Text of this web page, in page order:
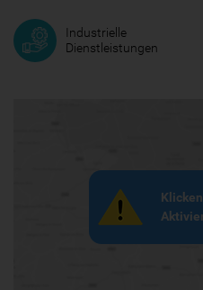
Industrielle
Dienstleistungen